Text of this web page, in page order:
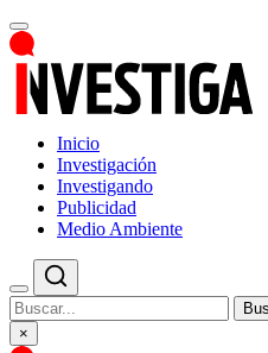
Inicio
Investigación
Investigando
Publicidad
Medio Ambiente
×